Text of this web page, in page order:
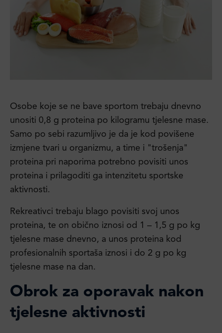
Osobe koje se ne bave sportom trebaju dnevno
unositi 0,8 g proteina po kilogramu tjelesne mase.
Samo po sebi razumljivo je da je kod povišene
izmjene tvari u organizmu, a time i "trošenja"
proteina pri naporima potrebno povisiti unos
proteina i prilagoditi ga intenzitetu sportske
aktivnosti.
Rekreativci trebaju blago povisiti svoj unos
proteina, te on obično iznosi od 1 – 1,5 g po kg
tjelesne mase dnevno, a unos proteina kod
profesionalnih sportaša iznosi i do 2 g po kg
tjelesne mase na dan.
Obrok za oporavak nakon
tjelesne aktivnosti